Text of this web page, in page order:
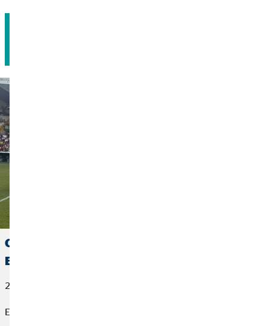
OVB España se suma a la visibilización de la
ELA en Cáceres
22 de junio de 2026
El fútbol también puede cambiar vidas